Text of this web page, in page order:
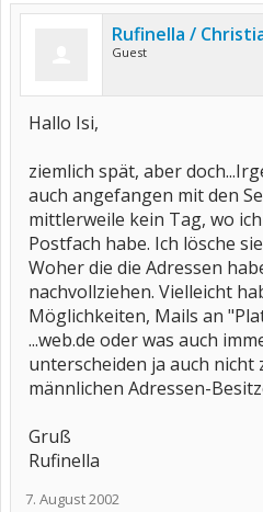
Rufinella /
Guest
Hallo Isi,
ziemlich spät, aber
auch angefangen mit den
mittlerweile kein Tag, wo
Postfach habe. Ich lösche
Woher die die Adressen
nachvollziehen. Vielleicht
Möglichkeiten, Mails an
...web.de oder was auch
unterscheiden ja auch nicht
männlichen Adressen-
Gruß
Rufinella
7. August 2002